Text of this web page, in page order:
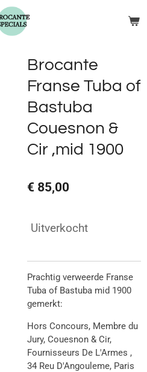
Brocante
Franse Tuba of
Bastuba
Couesnon &
Cir ,mid 1900
€ 85,00
Uitverkocht
Prachtig verweerde Franse
Tuba of Bastuba mid 1900
gemerkt:
Hors Concours, Membre du
Jury, Couesnon & Cir,
Fournisseurs De L'Armes ,
34 Reu D'Angouleme, Paris